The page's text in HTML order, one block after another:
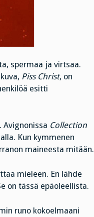
spermaa ja virtsaa.
Piss Christ, on
esitti
Avignonissa Collection
Kun kymmenen
maineesta mitään.
mieleen. En lähde
on tässä epäoleellista.
runo kokoelmaani